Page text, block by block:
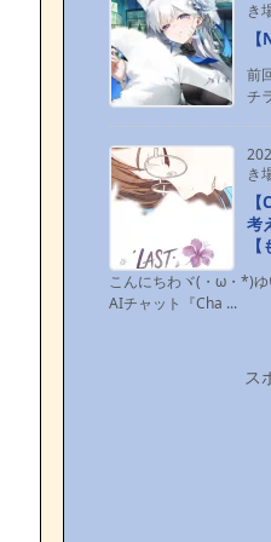
き
前
チ
き
考
こんにちわヾ(・ω・*)
AIチャット『Cha ...
ス